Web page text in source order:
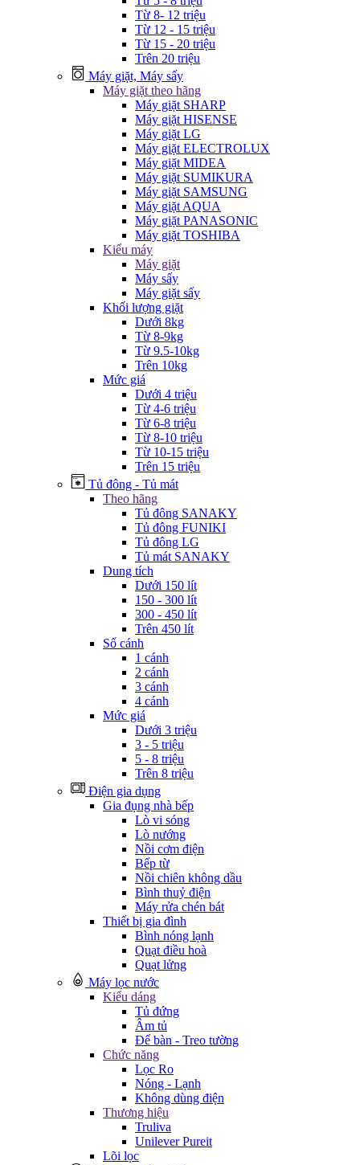
Từ 8- 12 triệu
Từ 12 - 15 triệu
Từ 15 - 20 triệu
Trên 20 triệu
Máy giặt, Máy sấy
Máy giặt theo hãng
Máy giặt SHARP
Máy giặt HISENSE
Máy giặt LG
Máy giặt ELECTROLUX
Máy giặt MIDEA
Máy giặt SUMIKURA
Máy giặt SAMSUNG
Máy giặt AQUA
Máy giặt PANASONIC
Máy giặt TOSHIBA
Kiểu máy
Máy giặt
Máy sấy
Máy giặt sấy
Khối lượng giặt
Dưới 8kg
Từ 8-9kg
Từ 9.5-10kg
Trên 10kg
Mức giá
Dưới 4 triệu
Từ 4-6 triệu
Từ 6-8 triệu
Từ 8-10 triệu
Từ 10-15 triệu
Trên 15 triệu
Tủ đông - Tủ mát
Theo hãng
Tủ đông SANAKY
Tủ đông FUNIKI
Tủ đông LG
Tủ mát SANAKY
Dung tích
Dưới 150 lít
150 - 300 lít
300 - 450 lít
Trên 450 lít
Số cánh
1 cánh
2 cánh
3 cánh
4 cánh
Mức giá
Dưới 3 triệu
3 - 5 triệu
5 - 8 triệu
Trên 8 triệu
Điện gia dụng
Gia đụng nhà bếp
Lò vi sóng
Lò nướng
Nồi cơm điện
Bếp từ
Nồi chiên không dầu
Bình thuỷ điện
Máy rửa chén bát
Thiết bị gia đình
Bình nóng lạnh
Quạt điều hoà
Quạt lửng
Máy lọc nước
Kiểu dáng
Tủ đứng
Âm tủ
Để bàn - Treo tường
Chức năng
Lọc Ro
Nóng - Lạnh
Không dùng điện
Thương hiệu
Truliva
Unilever Pureit
Lõi lọc